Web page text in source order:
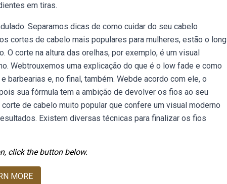
em tiras.
Separamos dicas de como cuidar do seu cabelo
cortes de cabelo mais populares para mulheres, estão o long
O corte na altura das orelhas, por exemplo, é um visual
Webtrouxemos uma explicação do que é o low fade e como
e, no final, também. Webde acordo com ele, o
sua fórmula tem a ambição de devolver os fios ao seu
de cabelo muito popular que confere um visual moderno
Existem diversas técnicas para finalizar os fios
click the button below.
MORE